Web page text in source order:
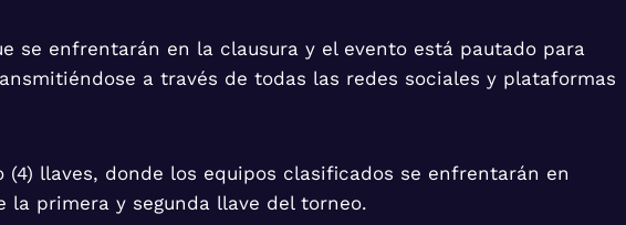
se enfrentarán en la clausura y el evento está pautado para
a través de todas las redes sociales y plataformas
llaves, donde los equipos clasificados se enfrentarán en
la primera y segunda llave del torneo.